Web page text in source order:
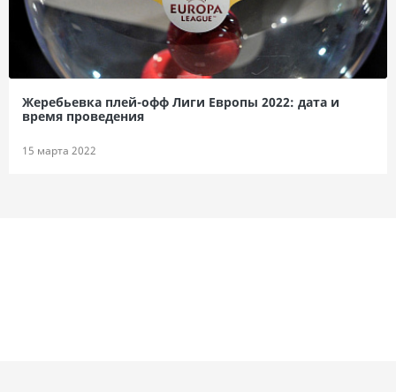
Жеребьевка плей-офф Лиги Европы 2022: дата и
время проведения
15 марта 2022